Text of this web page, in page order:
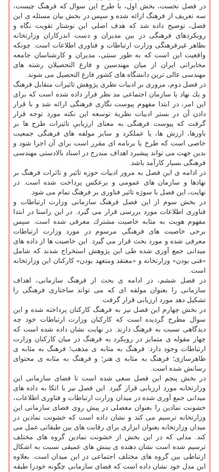
در فصل نخست، بخش اول، با طرح این سوال كه فرهنگ چیست،
سه تعریف از فرهنگ ارائه شده و سپس در بخش بیان مسئله ی این
فصل، توضیح داده شد كه هدف اصلی این نوشتار تقویت نگاه و
رویكردهای فرهنگی در بین مدیران و دست اندركاران وزارتخانه
بظاهر غیرفرهنگی وزارت ارتباطات و فناوری اطلاعات است. چونكه
واقعیت این است كه به طور سنتی، مدیران و كارشناسان جامعه
مخابراتی ایران از میان مهندسین و فارغ التحصیلان رشته های
مهندسی عالی ترین دانشگاه های كشور فارغ التحصیل می شوند.
در فصل دوم، مروری بر ادبیات نظری پژوهش تاثیرات متقابل فرهنگ
و یك نهاد یا سازمان اجتماعی مد نظر قرار داده شده است كه برای
این امر، در ابتدا مفهوم پیوست نگاری فرهنگی ارائه شد و با قرار
دادن آن در بستر ادبیات نظریة توسعه این نكته مورد توجه قرار
گرفت كه پیوست فرهنگی به معنای ارزیابیِ تاثیرات طرح ها بر
باورها، ارزش ها، یا عملكرد و سایر مولفه های فرهنگی جمعیت
خاصی است كه طرح یا برنامه ای مقرر است برای آن اجرا شود و
بدین جهت می تواند پیشبرد اهداف مندرج در اسناد بالادستی مهندسی
فرهنگی بسیار كارآمد باشد.
در ادامه ی این فصل به مرور ادبیات حوزه تاثیر و تاثرات فرهنگ بر
نهادها و سازمان های عمومی و برعكس پرداخت شده است. در
نهایت، این فصل با سوژه تاثیر فناوری بر فرهنگ تمام می شود.
در بخش سوم از این فصل فرهنگ سازمانی وزارت ارتباطات و
فناوری اطلاعات مورد بررسی قرار می گیرد. در این راستا در ابتدا
مفهوم هویت به مثابه خاصیت مشترك معرفی شده است. سپس
برخی خاصیت های فرهنگی مرسوم در مورد وزارت ارتباطات
معرفی شده و مورد بحث قرار می گیرد. این خاصیت ها از داده های
میدانی جمع آوری شده طی این پژوهش استخراج شدند كه شامل
«فنی بودن» وزارتخانه و «معتقد ومتعهد بودن» كاركنان این وزارتخانه
است.
در فصل ششم، در ادامه ی بحث از فرهنگ سازمانی، اهداف
سازمانی را بعنوان مولفه ای كه می تواند ساختاری فرهنگی را
تشكیل دهد مورد ارزیابی قرار گرفت.
در بخش چهارم این فصل نیز به فرهنگ كاركنان پرداخته شده و این
سوال مطرح گردیده است كه كاركنان وزارت ارتباطات خود چه
دیدگاهی نسبت به فرهنگ دارند. در نهایت نشان داده شده است كه
چهار مقوله ی متمایز در رویكرد به فرهنگ در میان كاركنان وزارت
ارتباطات وجود دارد: فرهنگ به مثابه ی مذهب؛ فرهنگ به مثابه ی
ظاهرسازی؛ فرهنگ به مثابه ی هنر؛ و فرهنگ به مثابه ی محتوای
رسانش شده است.
در بخش پنجم این فصل سعی شده است تا فضای سازمانی این
وزارتخانه مورد ارزیابی قرار گیرد. این فصل نیز با اتكا به داده های
میدانی جمع آوری شده در میدان وزارت ارتباطات و فناوری اطلاعات،
خشونت نمادین را بعنوان معضلی در پیش روی فضای سازمانی این
وزارتخانه ترسیم می كند و نشان داده است كه خشونت نمادین در
میدان وزارتخانه بعنوان ابزاری برای رقابت های بین طبقاتی عمل می
كند. مدلی كه در این بخش از خشونت نمادین گروه های مختلف
ترسیم شده است نشان دهنده ی بینش های عمیقی نسبت به اشكال
ارتباطی بین گروه های مختلف اجتماعی در این میدان است. بعلاوه
این مدل خود نشان داده است كه فضای سازمانی چگونه خودرا طبقه